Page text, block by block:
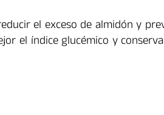
el exceso de almidón y
el índice glucémico y